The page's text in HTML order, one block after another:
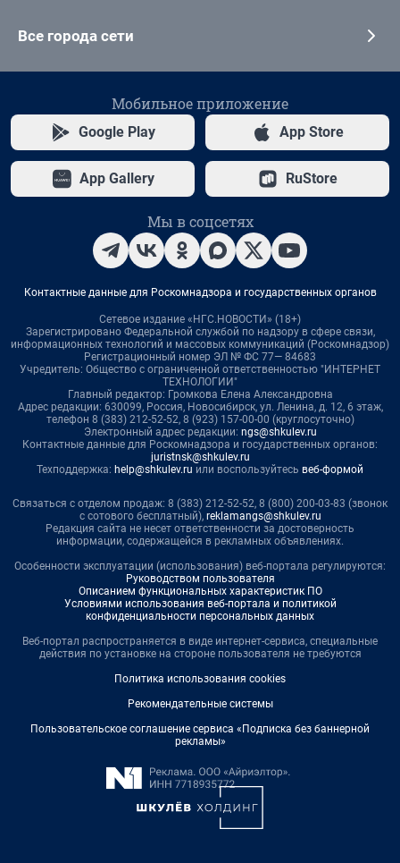
Все города сети
Мобильное приложение
Google Play App Store
App Gallery RuStore
Мы в соцсетях
Контактные данные для Роскомнадзора и государственных органов
Сетевое издание «НГС.НОВОСТИ» (18+)
Зарегистрировано Федеральной службой по надзору в сфере связи,
информационных технологий и массовых коммуникаций (Роскомнадзор)
Регистрационный номер ЭЛ № ФС 77— 84683
Учредитель: Общество с ограниченной ответственностью "ИНТЕРНЕТ
ТЕХНОЛОГИИ"
Главный редактор: Громкова Елена Александровна
Адрес редакции: 630099, Россия, Новосибирск, ул. Ленина, д. 12, 6 этаж,
телефон 8 (383) 212-52-52, 8 (923) 157-00-00 (круглосуточно)
Электронный адрес редакции: ngs@shkulev.ru
Контактные данные для Роскомнадзора и государственных органов:
juristnsk@shkulev.ru
Техподдержка: help@shkulev.ru или воспользуйтесь веб-формой
Связаться с отделом продаж: 8 (383) 212-52-52, 8 (800) 200-03-83 (звонок
с сотового бесплатный), reklamangs@shkulev.ru
Редакция сайта не несет ответственности за достоверность
информации, содержащейся в рекламных объявлениях.
Особенности эксплуатации (использования) веб-портала регулируются:
Руководством пользователя
Описанием функциональных характеристик ПО
Условиями использования веб-портала и политикой
конфиденциальности персональных данных
Веб-портал распространяется в виде интернет-сервиса, специальные
действия по установке на стороне пользователя не требуются
Политика использования cookies
Рекомендательные системы
Пользовательское соглашение сервиса «Подписка без баннерной
рекламы»